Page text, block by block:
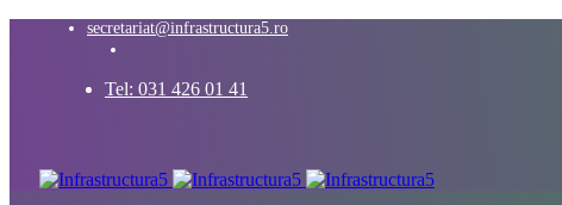
secretariat@infrastructura5.ro
Tel: 031 426 01 41